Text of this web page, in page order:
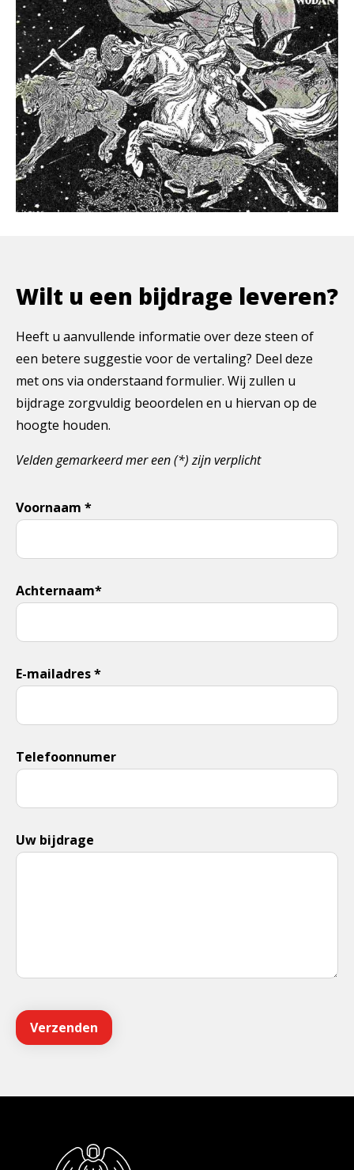
Wilt u een bijdrage leveren?
Heeft u aanvullende informatie over deze steen of
een betere suggestie voor de vertaling? Deel deze
met ons via onderstaand formulier. Wij zullen u
bijdrage zorgvuldig beoordelen en u hiervan op de
hoogte houden.
Velden gemarkeerd mer een (*) zijn verplicht
Voornaam *
Achternaam*
E-mailadres *
Telefoonnumer
Uw bijdrage